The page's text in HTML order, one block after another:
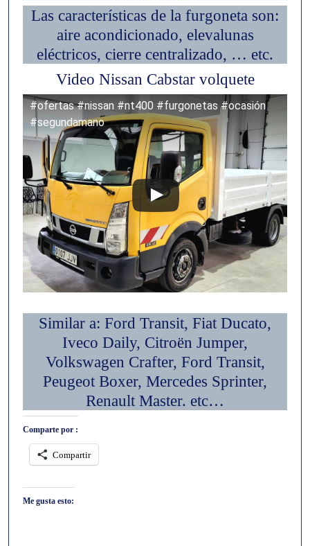
Las características de la furgoneta son:
aire acondicionado, elevalunas
eléctricos, cierre centralizado, … etc.
Video Nissan Cabstar volquete
#ofertas #nissan #nt400 #furgonetas #ocasión
#segundamano
Similar a: Ford Transit, Fiat Ducato,
Iveco Daily, Citroën Jumper,
Volkswagen Crafter, Ford Transit,
Peugeot Boxer, Mercedes Sprinter,
Renault Master. etc…
Comparte por :
Compartir
Me gusta esto: